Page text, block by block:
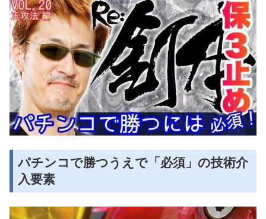
パチンコで勝つうえで「必須」の技術介
入要素